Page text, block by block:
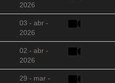
2026
03 - abr -
2026
02 - abr -
2026
29 - mar -